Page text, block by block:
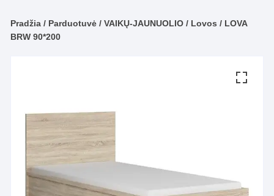
Pradžia / Parduotuvė /VAIKŲ-JAUNUOLIO / Lovos / LOVA
BRW 90*200